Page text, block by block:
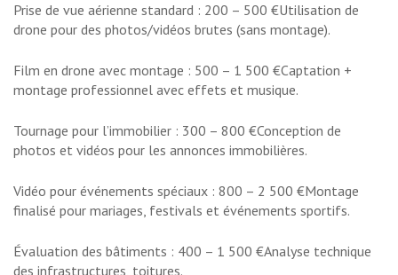
Prise de vue aérienne standard : 200 – 500 €Utilisation de
drone pour des photos/vidéos brutes (sans montage).
Film en drone avec montage : 500 – 1 500 €Captation +
montage professionnel avec effets et musique.
Tournage pour l’immobilier : 300 – 800 €Conception de
photos et vidéos pour les annonces immobilières.
Vidéo pour événements spéciaux : 800 – 2 500 €Montage
finalisé pour mariages, festivals et événements sportifs.
Évaluation des bâtiments : 400 – 1 500 €Analyse technique
des infrastructures, toitures.